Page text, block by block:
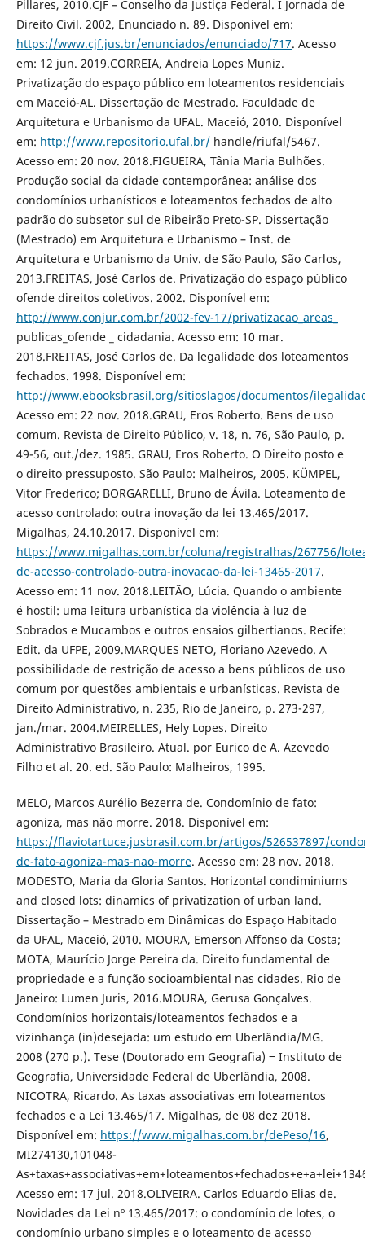
Pillares, 2010.CJF – Conselho da Justiça Federal. I Jornada de
Direito Civil. 2002, Enunciado n. 89. Disponível em:
https://www.cjf.jus.br/enunciados/enunciado/717. Acesso
em: 12 jun. 2019.CORREIA, Andreia Lopes Muniz.
Privatização do espaço público em loteamentos residenciais
em Maceió-AL. Dissertação de Mestrado. Faculdade de
Arquitetura e Urbanismo da UFAL. Maceió, 2010. Disponível
em: http://www.repositorio.ufal.br/handle/riufal/5467.
Acesso em: 20 nov. 2018.FIGUEIRA, Tânia Maria Bulhões.
Produção social da cidade contemporânea: análise dos
condomínios urbanísticos e loteamentos fechados de alto
padrão do subsetor sul de Ribeirão Preto-SP. Dissertação
(Mestrado) em Arquitetura e Urbanismo – Inst. de
Arquitetura e Urbanismo da Univ. de São Paulo, São Carlos,
2013.FREITAS, José Carlos de. Privatização do espaço público
ofende direitos coletivos. 2002. Disponível em:
http://www.conjur.com.br/2002-fev-17/privatizacao_areas_
publicas_ofende _ cidadania. Acesso em: 10 mar.
2018.FREITAS, José Carlos de. Da legalidade dos loteamentos
fechados. 1998. Disponível em:
http://www.ebooksbrasil.org/sitioslagos/documentos/
Acesso em: 22 nov. 2018.GRAU, Eros Roberto. Bens de uso
comum. Revista de Direito Público, v. 18, n. 76, São Paulo, p.
49-56, out./dez. 1985. GRAU, Eros Roberto. O Direito posto e
o direito pressuposto. São Paulo: Malheiros, 2005. KÜMPEL,
Vitor Frederico; BORGARELLI, Bruno de Ávila. Loteamento de
acesso controlado: outra inovação da lei 13.465/2017.
Migalhas, 24.10.2017. Disponível em:
https://www.migalhas.com.br/coluna/registralhas/267756/
de-acesso-controlado-outra-inovacao-da-lei-13465-2017.
Acesso em: 11 nov. 2018.LEITÃO, Lúcia. Quando o ambiente
é hostil: uma leitura urbanística da violência à luz de
Sobrados e Mucambos e outros ensaios gilbertianos. Recife:
Edit. da UFPE, 2009.MARQUES NETO, Floriano Azevedo. A
possibilidade de restrição de acesso a bens públicos de uso
comum por questões ambientais e urbanísticas. Revista de
Direito Administrativo, n. 235, Rio de Janeiro, p. 273-297,
jan./mar. 2004.MEIRELLES, Hely Lopes. Direito
Administrativo Brasileiro. Atual. por Eurico de A. Azevedo
Filho et al. 20. ed. São Paulo: Malheiros, 1995.
MELO, Marcos Aurélio Bezerra de. Condomínio de fato:
agoniza, mas não morre. 2018. Disponível em:
https://flaviotartuce.jusbrasil.com.br/artigos/526537897/
de-fato-agoniza-mas-nao-morre. Acesso em: 28 nov. 2018.
MODESTO, Maria da Gloria Santos. Horizontal condiminiums
and closed lots: dinamics of privatization of urban land.
Dissertação – Mestrado em Dinâmicas do Espaço Habitado
da UFAL, Maceió, 2010. MOURA, Emerson Affonso da Costa;
MOTA, Maurício Jorge Pereira da. Direito fundamental de
propriedade e a função socioambiental nas cidades. Rio de
Janeiro: Lumen Juris, 2016.MOURA, Gerusa Gonçalves.
Condomínios horizontais/loteamentos fechados e a
vizinhança (in)desejada: um estudo em Uberlândia/MG.
2008 (270 p.). Tese (Doutorado em Geografia) ‒ Instituto de
Geografia, Universidade Federal de Uberlândia, 2008.
NICOTRA, Ricardo. As taxas associativas em loteamentos
fechados e a Lei 13.465/17. Migalhas, de 08 dez 2018.
Disponível em: https://www.migalhas.com.br/dePeso/16,
MI274130,101048-
Acesso em: 17 jul. 2018.OLIVEIRA. Carlos Eduardo Elias de.
Novidades da Lei nº 13.465/2017: o condomínio de lotes, o
condomínio urbano simples e o loteamento de acesso